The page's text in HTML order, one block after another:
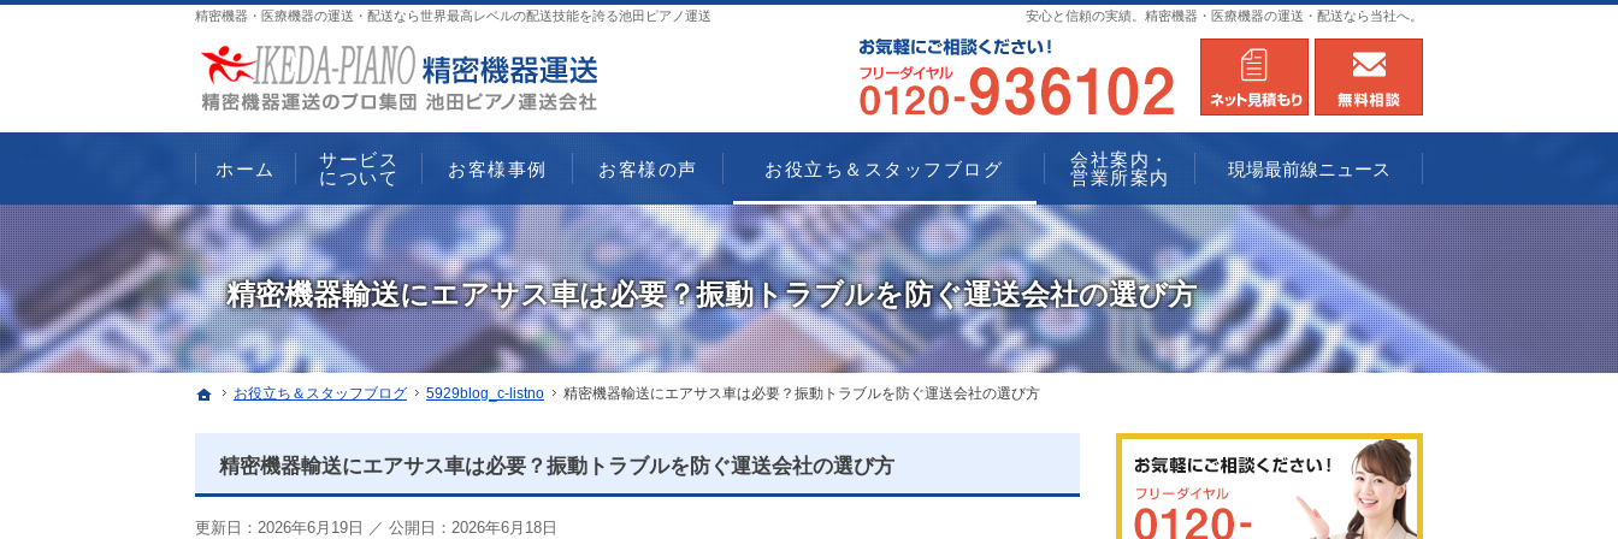
精密機器輸送にエアサス車は必要？振動トラブルを防ぐ運送会社の選び方
安心と信頼の実績。精密機器・医療機器の運送・配送なら当社へ。
精密機器・医療機器の運送・配送なら世界最高レベルの配送技能を誇る池田ピアノ運送
ホーム
お役立ち＆スタッフブログ 5929blog_c-listno 精密機器輸送にエアサス車は必要？振動トラブルを防ぐ運送会社の選び方
精密機器輸送にエアサス車は必要？振動トラブルを防ぐ運送会社の選び方
更新日： 2026年6月19日 ／ 公開日：2026年6月18日
0120-936102
ホーム
サービス
について
お客様事例 お客様の声 お役立ち＆スタッフブログ
会社案内・
営業所案内
現場最前線ニュース